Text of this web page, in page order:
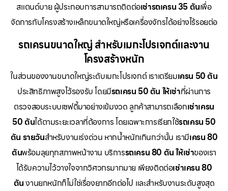
สแตนด์บาย ผู้ประกอบการสามารถติดต่อเช่ารถเครน 35 ตันเพื่อ
จัดการกับโครงสร้างเหล็กขนาดใหญ่หรือเครื่องจักรได้อย่างไร้รอยต่อ
รถเครนขนาดใหญ่ สำหรับเมกะโปรเจกต์และงาน
โครงสร้างหนัก
ในส่วนของงานขนาดใหญ่ระดับเมกะโปรเจกต์ เราเตรียมเครน 50 ตัน
ประสิทธิภาพสูงไว้รองรับ โดยมีรถเครน 50 ตัน ให้เช่าที่ผ่านการ
ตรวจสอบระบบเซฟตี้มาอย่างเข้มงวด ลูกค้าสามารถเลือกเช่าเครน
50 ตันได้ตามระยะเวลาที่ต้องการ โดยเฉพาะการเรียกใช้รถเครน 50
ตัน รายวันสำหรับงานเร่งด่วน หากน้ำหนักเกินกว่านั้น เรามีเครน 80
ตันพร้อมลุยทุกสภาพหน้างาน บริการรถเครน 80 ตัน ให้เช่าของเรา
ได้รับความไว้วางใจจากวิศวกรมากมาย เพียงติดต่อเช่าเครน 80
ตันงานยกหนักก็ไม่ใช่เรื่องยากอีกต่อไป และสำหรับงานระดับสูงสุด